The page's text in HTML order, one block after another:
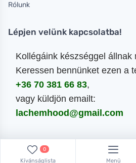
Rólunk
Lépjen velünk kapcsolatba!
Kollégáink készséggel állnak
Keressen bennünket ezen a
+36 70 381 66 83,
vagy küldjön emailt:
lachemhood@gmail.com
0
Kívánságlista Menü